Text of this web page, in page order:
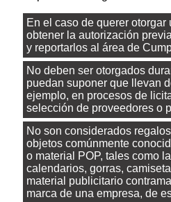
En el caso de querer otorgar
obtener la autorización
y reportarlos al área de
No deben ser otorgados
puedan suponer que llevan
ejemplo, en procesos de
selección de proveedores o
No son considerados
objetos comúnmente
o material POP, tales como
calendarios, gorras,
material publicitario
marca de una empresa, de